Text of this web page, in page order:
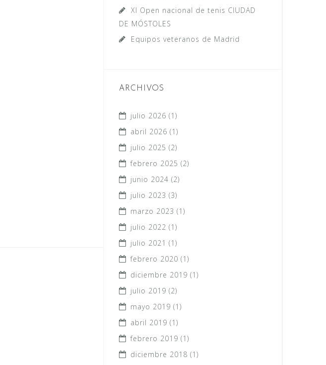
XI Open nacional de tenis CIUDAD
DE MÓSTOLES
Equipos veteranos de Madrid
ARCHIVOS
julio 2026 (1)
abril 2026 (1)
julio 2025 (2)
febrero 2025 (2)
junio 2024 (2)
julio 2023 (3)
marzo 2023 (1)
julio 2022 (1)
julio 2021 (1)
febrero 2020 (1)
diciembre 2019 (1)
julio 2019 (2)
mayo 2019 (1)
abril 2019 (1)
febrero 2019 (1)
diciembre 2018 (1)